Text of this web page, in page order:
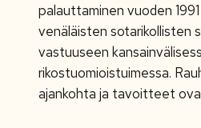
palauttaminen vuoden
venäläisten sotarikollisten
vastuuseen
rikostuomioistuimessa.
ajankohta ja tavoitteet